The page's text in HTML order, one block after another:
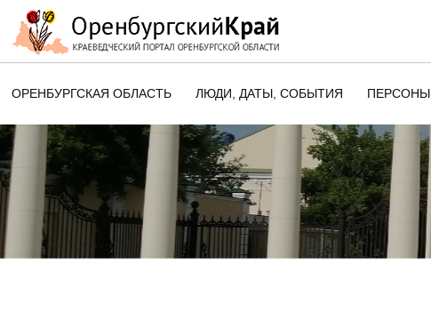
ОРЕНБУРГСКАЯ ОБЛАСТЬ ЛЮДИ, ДАТЫ, CОБЫТИЯ
ЭТОТ ДЕНЬ В ИСТОРИИ
ОРЕНБУРГСКОГО КРАЯ
ПАМЯТНЫЕ ДАТЫ ОРЕНБУРГСКОЙ
ОБЛАСТИ
ПЕРСОНЫ